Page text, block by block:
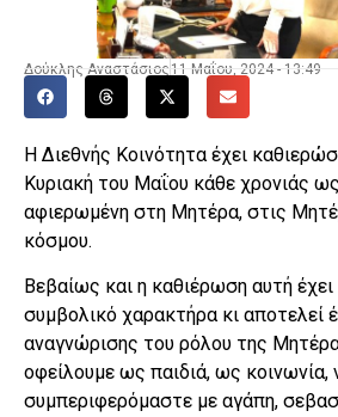
Δούκλης Αναστάσιος 11 Μαΐου, 2024 - 13:49
Η Διεθνής Κοινότητα έχει
Κυριακή του Μαΐου κάθε χρονιάς
αφιερωμένη στη Μητέρα, στις
κόσμου.
Βεβαίως και η καθιέρωση αυτή έχει
συμβολικό χαρακτήρα κι αποτελεί
αναγνώρισης του ρόλου της
οφείλουμε ως παιδιά, ως κοινωνία,
συμπεριφερόμαστε με αγάπη,